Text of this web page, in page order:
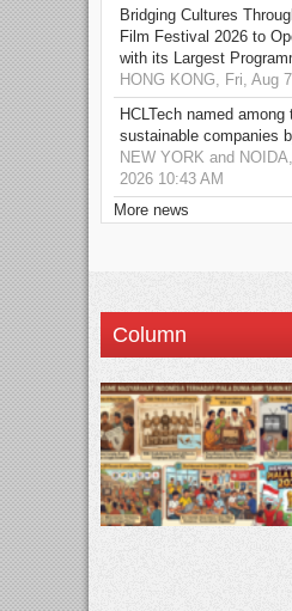
Bridging Cultures
Film Festival 2026 to
with its Largest
HONG KONG, Fri, Aug
HCLTech named
sustainable companies
NEW YORK and
2026 10:43 AM
More news
Column